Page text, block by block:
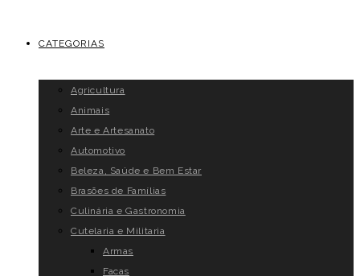
CATEGORIAS
Agricultura
Animais
Arte e Artesanato
Automotivo
Beleza, Saúde e Bem Estar
Brasões de Famílias
Culinária e Gastronomia
Cutelaria e Militaria
Armas
Facas